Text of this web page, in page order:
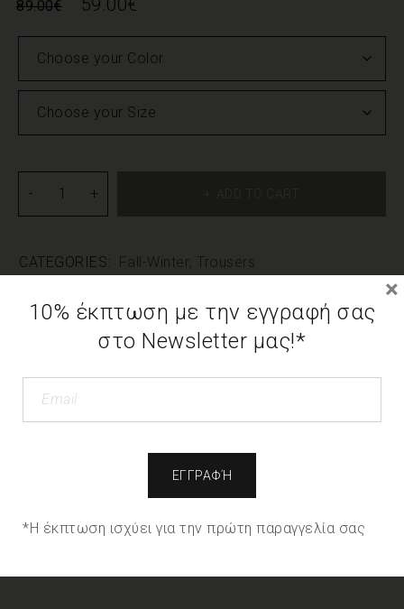
89.00€ 59.00€
CATEGORIES: Fall-Winter, Trousers
DESCRIPTION
ADDITIONAL INFORMATION
Made from
houndstooth print in brown, sand, cobalt blue and
Elastic waistband for optimum comfort
We use cookies to offer you the best possible
experience on our page. If you continue to use the
10% έκπτωση με την εγγραφή σας
στο Newsletter μας!*
*Η έκπτωση ισχύει για την πρώτη παραγγελία σας
×